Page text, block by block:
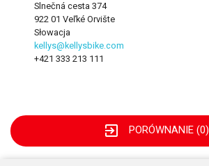
Slnečná cesta 374
922 01 Veľké Orvište
Słowacja
kellys@kellysbike.com
+421 333 213 111
exit_to_app PORÓWNANIE (0)